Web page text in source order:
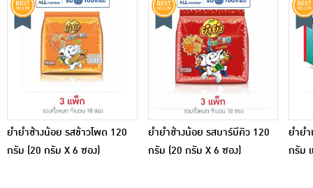
ยำยำช้างน้อย รสข้าวโพด 120
กรัม (20 กรัม X 6 ซอง)
ยำยำช้างน้อย รสบาร์บีคิว 120
กรัม (20 กรัม X 6 ซอง)
ยำย
กรัม